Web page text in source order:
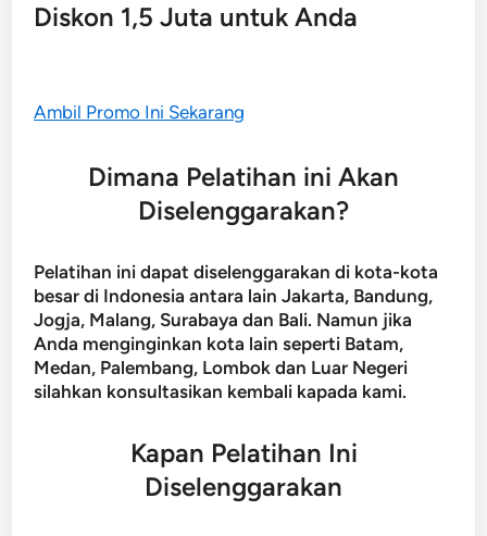
Diskon 1,5 Juta untuk Anda
Ambil Promo Ini Sekarang
Dimana Pelatihan ini Akan
Diselenggarakan?
Pelatihan ini dapat diselenggarakan di kota-kota
besar di Indonesia antara lain Jakarta, Bandung,
Jogja, Malang, Surabaya dan Bali. Namun jika
Anda menginginkan kota lain seperti Batam,
Medan, Palembang, Lombok dan Luar Negeri
silahkan konsultasikan kembali kapada kami.
Kapan Pelatihan Ini
Diselenggarakan